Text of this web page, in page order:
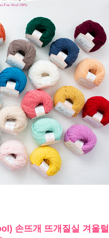
손뜨개 뜨개질실 겨울털